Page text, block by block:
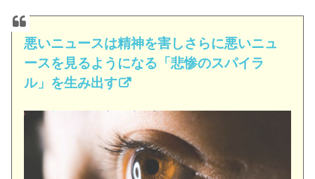
悪いニュースは精神を害しさらに悪いニュ
ースを見るようになる「悲惨のスパイラ
ル」を生み出す